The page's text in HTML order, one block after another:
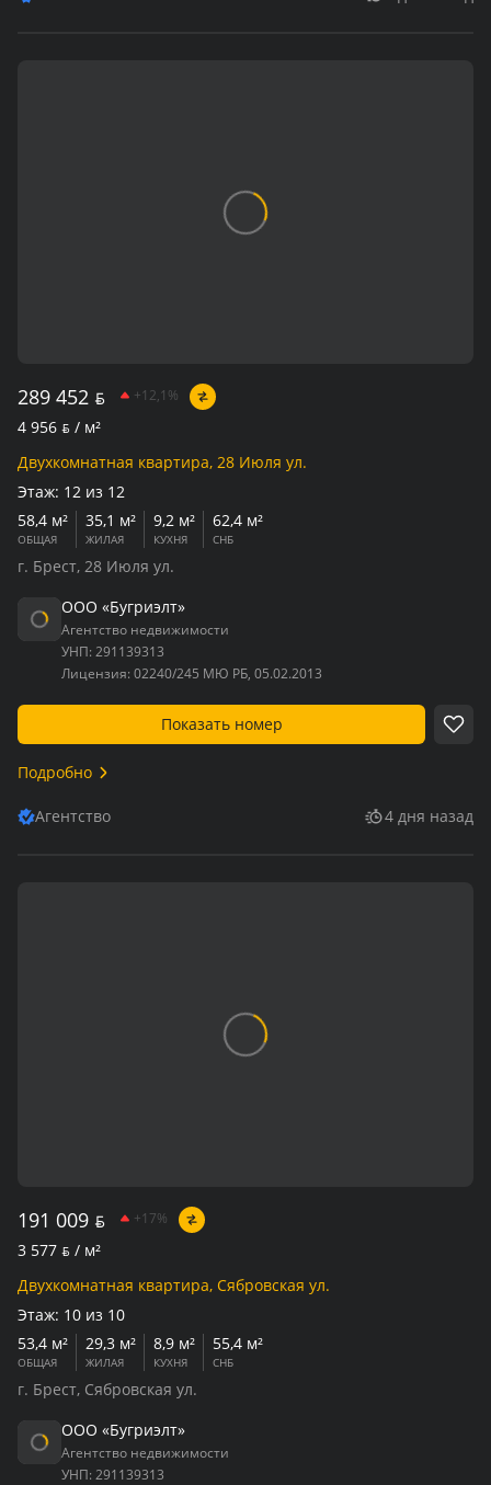
289 452 BYN +12,1%
4 956 BYN / м²
Двухкомнатная квартира, 28 Июля ул.
Этаж: 12 из 12
58,4 м²
ОБЩАЯ
35,1 м²
ЖИЛАЯ
9,2 м²
КУХНЯ
62,4 м²
СНБ
г. Брест, 28 Июля ул.
ООО «Бугриэлт»
Агентство недвижимости
УНП: 291139313
Лицензия: 02240/245 МЮ РБ, 05.02.2013
Показать номер
Подробно
Агентство 4 дня назад
191 009 BYN +17%
3 577 BYN / м²
Двухкомнатная квартира, Сябровская ул.
Этаж: 10 из 10
53,4 м²
ОБЩАЯ
29,3 м²
ЖИЛАЯ
8,9 м²
КУХНЯ
55,4 м²
СНБ
г. Брест, Сябровская ул.
ООО «Бугриэлт»
Агентство недвижимости
УНП: 291139313